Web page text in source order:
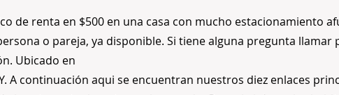
de renta en $500 en una casa con mucho estacionamiento
o pareja, ya disponible. Si tiene alguna pregunta llamar
Ubicado en
A continuación aqui se encuentran nuestros diez enlaces